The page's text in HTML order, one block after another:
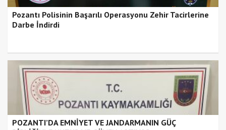
Pozantı Polisinin Başarılı Operasyonu Zehir Tacirlerine
Darbe İndirdi
POZANTI’DA EMNİYET VE JANDARMANIN GÜÇ